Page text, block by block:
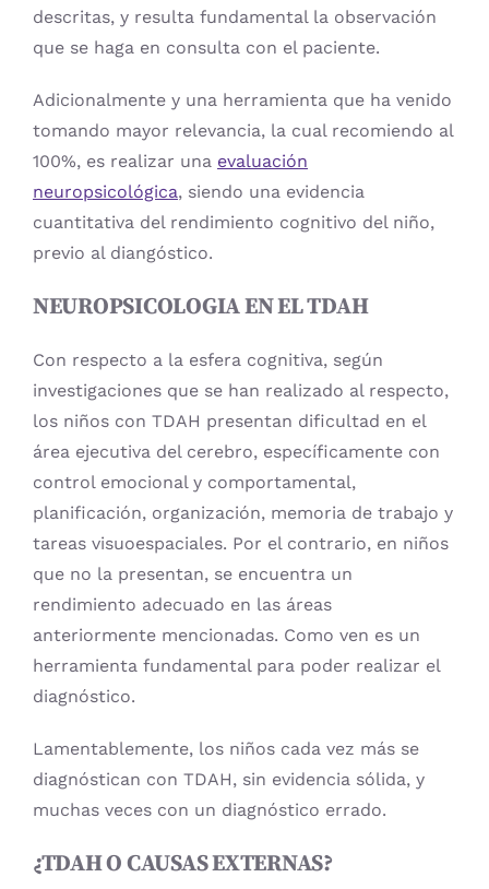
descritas, y resulta fundamental la observación
que se haga en consulta con el paciente.
Adicionalmente y una herramienta que ha venido
tomando mayor relevancia, la cual recomiendo al
100%, es realizar una evaluación
neuropsicológica, siendo una evidencia
cuantitativa del rendimiento cognitivo del niño,
previo al diangóstico.
NEUROPSICOLOGIA EN EL TDAH
Con respecto a la esfera cognitiva, según
investigaciones que se han realizado al respecto,
los niños con TDAH presentan dificultad en el
área ejecutiva del cerebro, específicamente con
control emocional y comportamental,
planificación, organización, memoria de trabajo y
tareas visuoespaciales. Por el contrario, en niños
que no la presentan, se encuentra un
rendimiento adecuado en las áreas
anteriormente mencionadas. Como ven es un
herramienta fundamental para poder realizar el
diagnóstico.
Lamentablemente, los niños cada vez más se
diagnóstican con TDAH, sin evidencia sólida, y
muchas veces con un diagnóstico errado.
¿TDAH O CAUSAS EXTERNAS?